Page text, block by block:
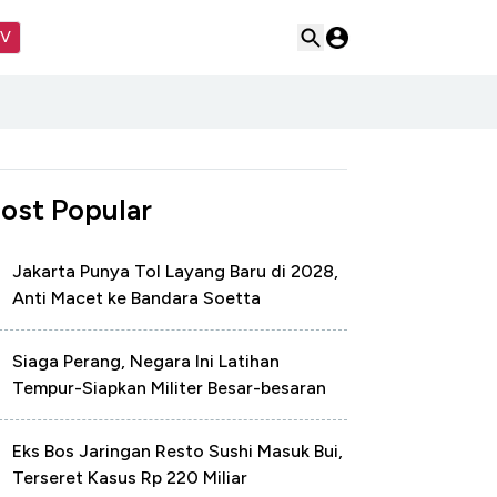
Popular
Jakarta Punya Tol Layang Baru di 2028,
Anti Macet ke Bandara Soetta
Siaga Perang, Negara Ini Latihan
Tempur-Siapkan Militer Besar-besaran
Eks Bos Jaringan Resto Sushi Masuk Bui,
Terseret Kasus Rp 220 Miliar